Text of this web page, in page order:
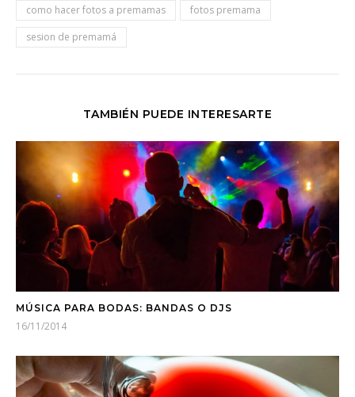
como hacer fotos a premamas
fotos premama
sesion de premamá
TAMBIÉN PUEDE INTERESARTE
MÚSICA PARA BODAS: BANDAS O DJS
16/11/2014